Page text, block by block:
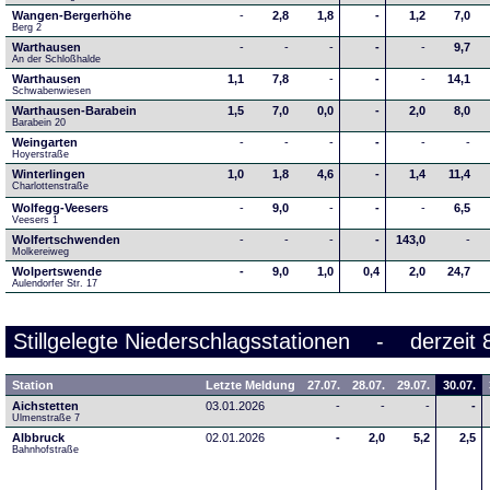
Wangen-Bergerhöhe
Berg 2
- 2,8 1,8 - 1,2 7,0
Warthausen
An der Schloßhalde
- - - - - 9,7
Warthausen
Schwabenwiesen
1,1 7,8 - - - 14,1
Warthausen-Barabein
Barabein 20
1,5 7,0 0,0 - 2,0 8,0
Weingarten
Hoyerstraße
- - - - - -
Winterlingen
Charlottenstraße
1,0 1,8 4,6 - 1,4 11,4
Wolfegg-Veesers
Veesers 1
- 9,0 - - - 6,5
Wolfertschwenden
Molkereiweg
- - - - 143,0 -
Wolpertswende
Aulendorfer Str. 17
- 9,0 1,0 0,4 2,0 24,7
Stillgelegte Niederschlagsstationen - derzeit
Station Letzte Meldung 27.07. 28.07. 29.07. 30.07.
Aichstetten
Ulmenstraße 7
03.01.2026 - - - -
Albbruck
Bahnhofstraße
02.01.2026 - 2,0 5,2 2,5